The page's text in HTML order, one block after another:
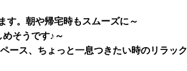
す。朝や帰宅時もスムーズに～
そうです♪～
ース、ちょっと一息つきたい時のリラック